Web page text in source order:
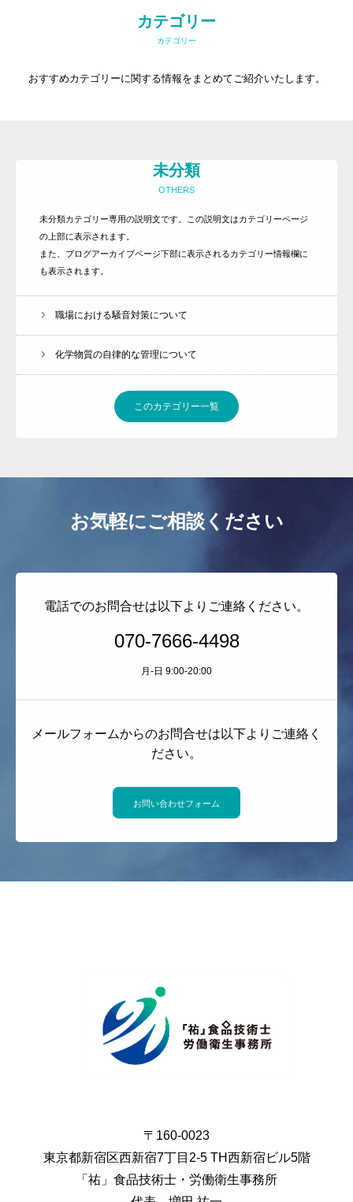
カテゴリー
カテゴリー
おすすめカテゴリーに関する情報をまとめてご紹介いたします。
未分類
OTHERS
未分類カテゴリー専用の説明文です。この説明文はカテゴリーページ
の上部に表示されます。
また、ブログアーカイブページ下部に表示されるカテゴリー情報欄に
も表示されます。
職場における騒音対策について
化学物質の自律的な管理について
このカテゴリー一覧
お気軽にご相談ください
電話でのお問合せは以下よりご連絡ください。
070-7666-4498
月-日 9:00-20:00
メールフォームからのお問合せは以下よりご連絡く
ださい。
お問い合わせフォーム
〒160-0023
東京都新宿区西新宿7丁目2-5 TH西新宿ビル5階
「祐」食品技術士・労働衛生事務所
トップ
お客様の声
プライバシーポリシー
お知らせ
お問い合わせ